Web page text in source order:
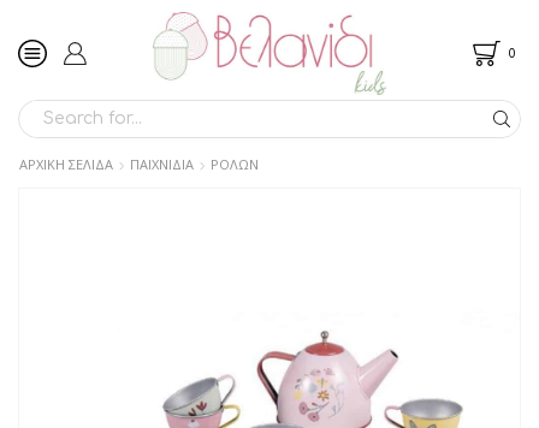
0
ΑΡΧΙΚΉ ΣΕΛΊΔΑ ΠΑΙΧΝΙΔΙΑ ΡΟΛΩΝ